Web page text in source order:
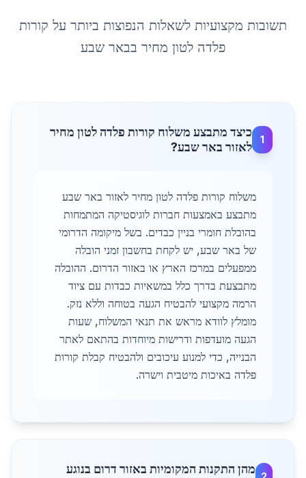
תשובות מקצועיות לשאלות הנפוצות ביותר על קורות
פלדה לטון מחיר בבאר שבע
1
כיצד מתבצע משלוח קורות פלדה לטון מחיר
לאזור באר שבע?
משלוח קורות פלדה לטון מחיר לאזור באר שבע
מתבצע באמצעות חברות לוגיסטיקה המתמחות
בהובלת חומרי בניין כבדים. בשל מיקומה הדרומי
של באר שבע, יש לקחת בחשבון זמני הובלה
ממפעלים במרכז הארץ או באזור הדרום. ההובלה
מתבצעת בדרך כלל במשאיות כבדות עם ציוד
הרמה מקצועי להבטיח הגעה בטוחה וללא נזק.
מומלץ לוודא מראש את תנאי המשלוח, שעות
הגעה מועדפות ודרישות מיוחדות בהתאם לאתר
הבנייה, כדי למנוע עיכובים ולהבטיח קבלת קורות
פלדה באיכות מיטבית וישרה.
מהן התקנות המקומיות באזור דרום בנוגע